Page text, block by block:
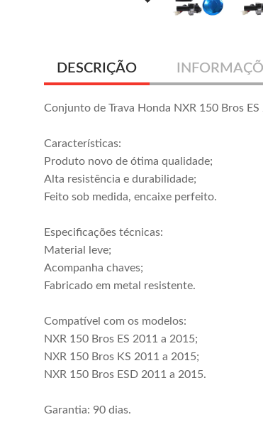
DESCRIÇÃO
Conjunto de Trava Honda NXR 150 Bros
Características:
Produto novo de ótima qualidade;
Alta resistência e durabilidade;
Feito sob medida, encaixe perfeito.
Especificações técnicas:
Material leve;
Acompanha chaves;
Fabricado em metal resistente.
Compatível com os modelos:
NXR 150 Bros ES 2011 a 2015;
NXR 150 Bros KS 2011 a 2015;
NXR 150 Bros ESD 2011 a 2015.
Garantia: 90 dias.